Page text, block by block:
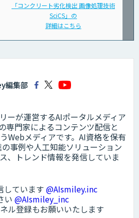
「コンクリート劣化検出 画像処理技術
SciCS」の
詳細はこちら
編集部
ーが運営するAIポータルメディア
専門家によるコンテンツ配信と
Webメディアです。AI資格を保有
事例や人工知能ソリューション
、トレンド情報を発信していま
しています @AIsmiley.inc
い @AIsmiley_inc
ル登録もお願いいたします